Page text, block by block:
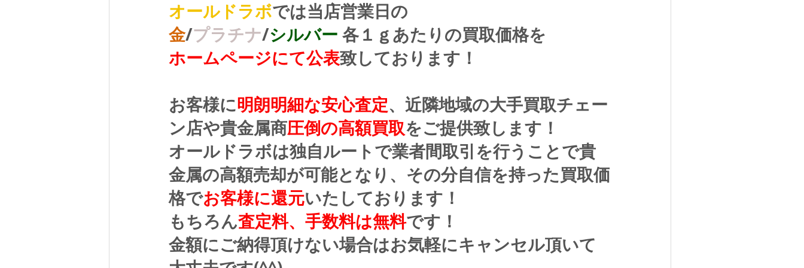
オールドラボでは当店営業日の
金/プラチナ/シルバー 各１ｇあたりの買取価格を
ホームページにて公表致しております！
お客様に明朗明細な安心査定、近隣地域の大手買取チェー
ン店や貴金属商圧倒の高額買取をご提供致します！
オールドラボは独自ルートで業者間取引を行うことで貴
金属の高額売却が可能となり、その分自信を持った買取価
格でお客様に還元いたしております！
もちろん査定料、手数料は無料です！
金額にご納得頂けない場合はお気軽にキャンセル頂いて